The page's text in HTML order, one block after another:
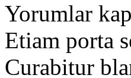
Yorumlar
Etiam porta
Curabitur